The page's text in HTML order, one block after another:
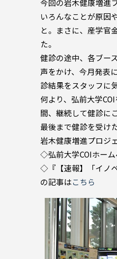
今回の岩木健康増進
いろんなことが原因
と。まさに、産学官
た。
健診の途中、各ブー
声をかけ、今月発表
診結果をスタッフに
何より、弘前大学
間、継続して健診に
最後まで健診を受け
岩木健康増進プロジ
◇弘前大学COIホー
◇『【速報】「イノ
の記事はこちら